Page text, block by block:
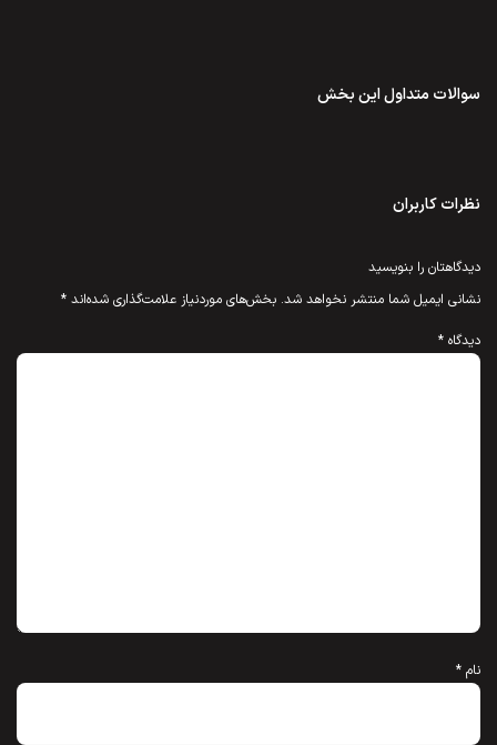
سوالات متداول این بخش
نظرات کاربران
دیدگاهتان را بنویسید
نشانی ایمیل شما منتشر نخواهد شد. بخش‌های موردنیاز علامت‌گذاری شده‌اند *
دیدگاه *
نام *